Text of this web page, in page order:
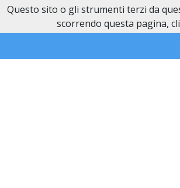
Necrologi Novi
Questo sito o gli strumenti terzi da
scorrendo questa pagina,